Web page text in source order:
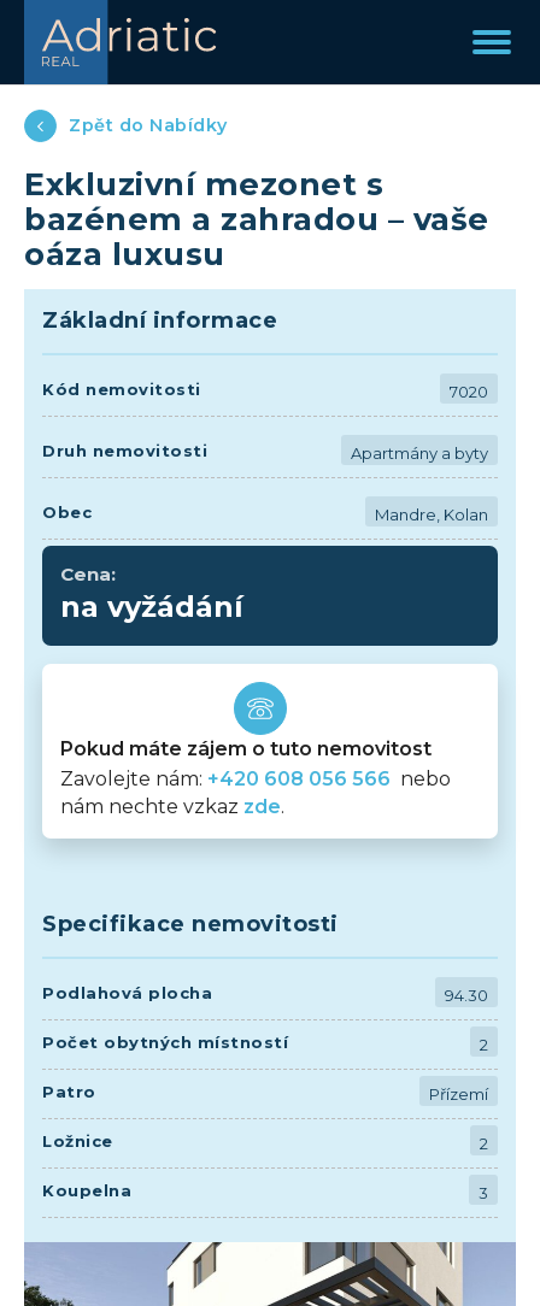
Zpět do Nabídky
Exkluzivní mezonet s
bazénem a zahradou – vaše
oáza luxusu
Základní informace
Kód nemovitosti 7020
Druh nemovitosti Apartmány a byty
Obec Mandre, Kolan
Cena:
na vyžádání
Pokud máte zájem o tuto nemovitost
Zavolejte nám: +420 608 056 566 nebo
nám nechte vzkaz zde.
Specifikace nemovitosti
Podlahová plocha 94.30
Počet obytných místností 2
Patro Přízemí
Ložnice 2
Koupelna 3